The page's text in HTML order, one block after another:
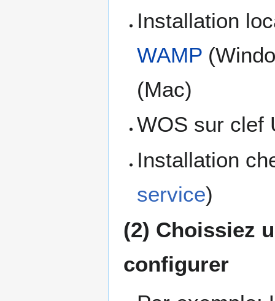
Installation
WAMP
(Mac)
WOS sur clef
Installation
service)
(2) Choissiez
configurer